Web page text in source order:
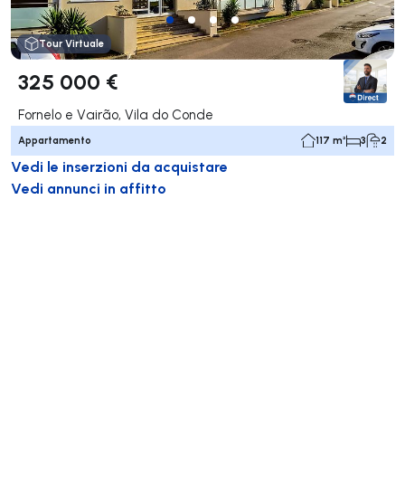
Tour Virtuale
325 000 €
Fornelo e Vairão, Vila do Conde
Appartamento 117 m² 3 2
Vedi le inserzioni da acquistare
Vedi annunci in affitto